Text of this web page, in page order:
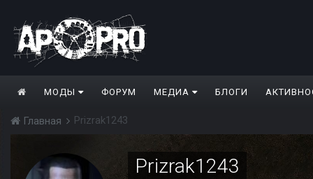
МОДЫ ФОРУМ МЕДИА БЛОГИ
Главная Prizrak1243
Prizrak1243